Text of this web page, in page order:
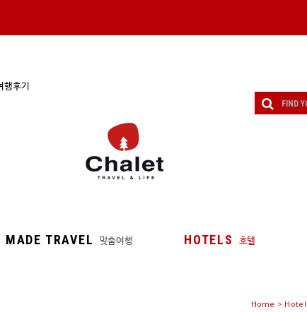
행후기
MADE TRAVEL 맞춤여행 HOTELS 호텔
Home > Hotel